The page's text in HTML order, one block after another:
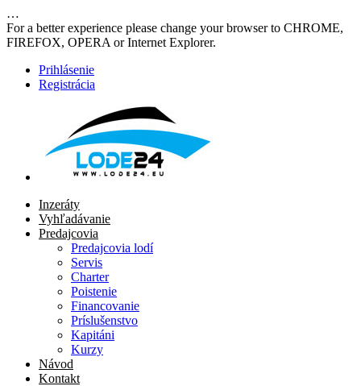
…
For a better experience please change your browser to CHROME,
FIREFOX, OPERA or Internet Explorer.
Prihlásenie
Registrácia
Inzeráty
Vyhľadávanie
Predajcovia
Predajcovia lodí
Servis
Charter
Poistenie
Financovanie
Príslušenstvo
Kapitáni
Kurzy
Návod
Kontakt